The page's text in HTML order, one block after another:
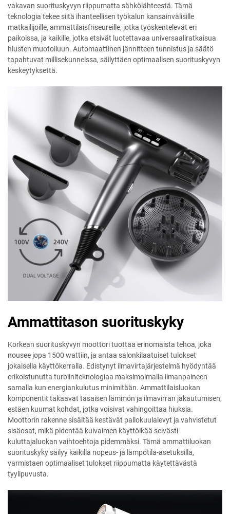
vakavan suorituskyvyn riippumatta sähkölähteestä. Tämä
teknologia tekee siitä ihanteellisen työkalun kansainvälisille
matkailijoille, ammattilaisfriseureille, jotka työskentelevät eri
paikoissa, ja kaikille, jotka etsivät luotettavaa universaaliratkaisua
hiusten muotoiluun. Automaattinen jännitteen tunnistus ja säätö
tapahtuvat millisekunneissa, säilyttäen optimaalisen suorituskyvyn
keskeytyksettä.
Ammattitason suorituskyky
Korkean suorituskyvyn moottori tuottaa erinomaista tehoa, joka
nousee jopa 1500 wattiin, ja antaa salonkilaatuiset tulokset
jokaisella käyttökerralla. Edistynyt ilmavirtajärjestelmä hyödyntää
erikoistunutta turbiiniteknologiaa maksimoimalla ilmanpaineen
samalla kun energiankulutus minimitään. Ammattilaisluokan
komponentit takaavat tasaisen lämmön ja ilmavirran jakautumisen,
estäen kuumat kohdat, jotka voisivat vahingoittaa hiuksia.
Moottorin rakenne sisältää kestävät pallokuulalevyt ja vahvistetut
sisäosat, mikä pidentää kuivaimen käyttöikää selvästi
kuluttajaluokan vaihtoehtoja pidemmäksi. Tämä ammattiluokan
suorituskyky säilyy kaikilla nopeus- ja lämpötila-asetuksilla,
varmistaen optimaaliset tulokset riippumatta käytettävästä
tyylipuvusta.